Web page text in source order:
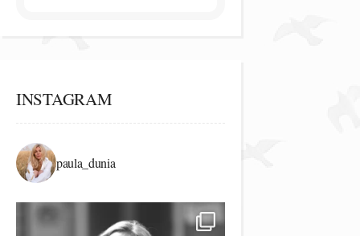
INSTAGRAM
paula_dunia